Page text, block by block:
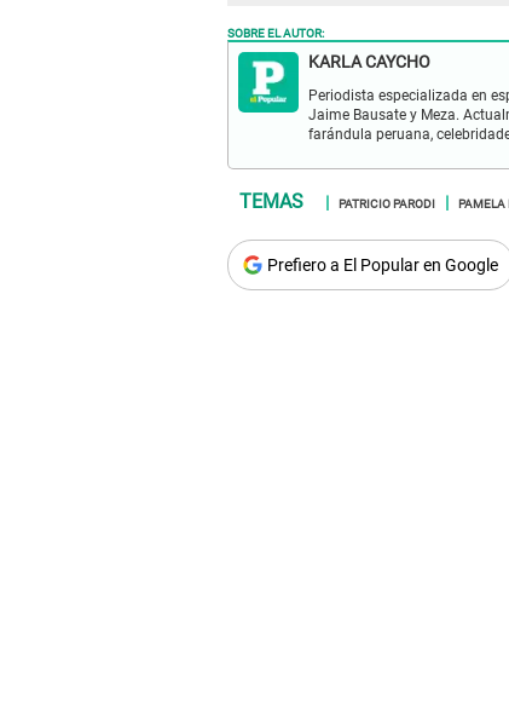
SOBRE EL AUTOR:
KARLA CAYCHO
Periodista especializada en
Jaime Bausate y Meza.
farándula peruana,
PATRICIO PARODI PAMELA
Prefiero a El Popular en Google